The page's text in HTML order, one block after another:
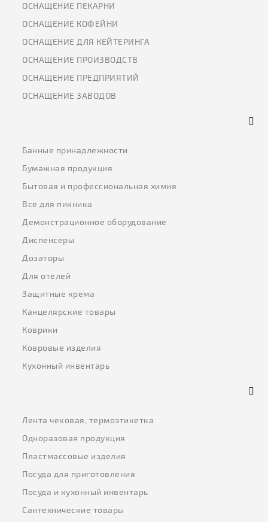
ОСНАЩЕНИЕ ПЕКАРНИ
ОСНАЩЕНИЕ КОФЕЙНИ
ОСНАЩЕНИЕ ДЛЯ КЕЙТЕРИНГА
ОСНАЩЕНИЕ ПРОИЗВОДСТВ
ОСНАЩЕНИЕ ПРЕДПРИЯТИЙ
ОСНАЩЕНИЕ ЗАВОДОВ
Банные принадлежности
Бумажная продукция
Бытовая и профессиональная химия
Все для пикника
Демонстрационное оборудование
Диспенсеры
Дозаторы
Для отелей
Защитные крема
Канцелярские товары
Коврики
Ковровые изделия
Кухонный инвентарь
Лента чековая, термоэтикетка
Одноразовая продукция
Пластмассовые изделия
Посуда для приготовления
Посуда и кухонный инвентарь
Сантехнические товары